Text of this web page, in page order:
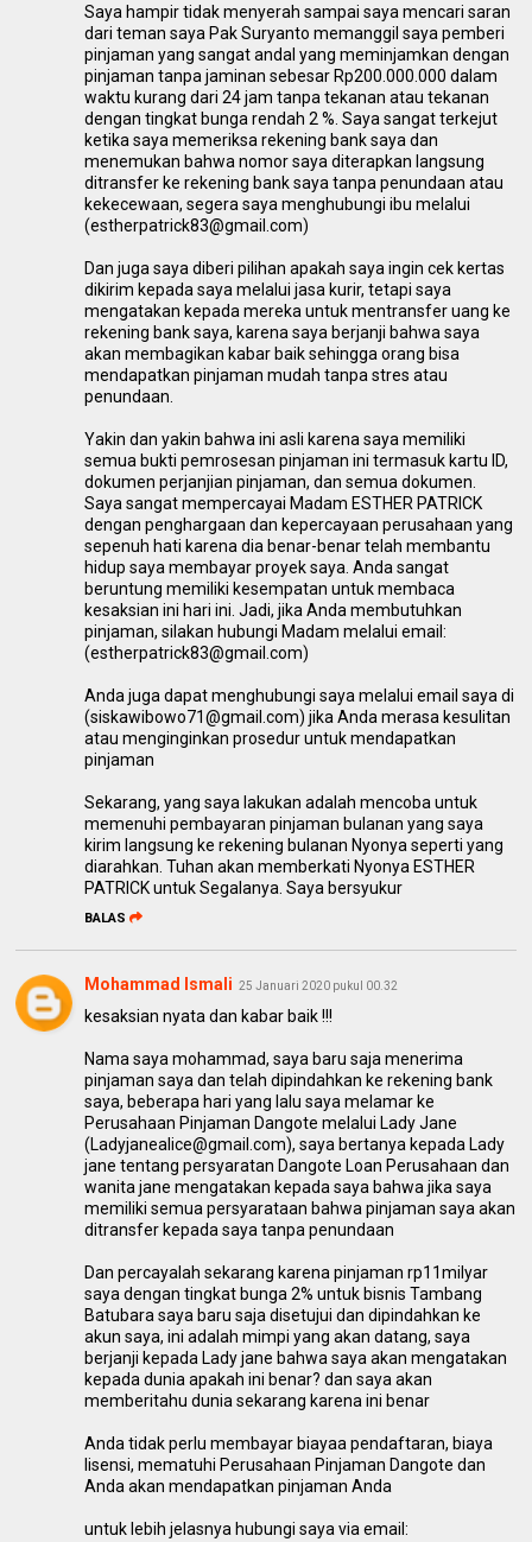
Saya hampir tidak menyerah sampai saya mencari saran
dari teman saya Pak Suryanto memanggil saya pemberi
pinjaman yang sangat andal yang meminjamkan dengan
pinjaman tanpa jaminan sebesar Rp200.000.000 dalam
waktu kurang dari 24 jam tanpa tekanan atau tekanan
dengan tingkat bunga rendah 2 %. Saya sangat terkejut
ketika saya memeriksa rekening bank saya dan
menemukan bahwa nomor saya diterapkan langsung
ditransfer ke rekening bank saya tanpa penundaan atau
kekecewaan, segera saya menghubungi ibu melalui
(estherpatrick83@gmail.com)
Dan juga saya diberi pilihan apakah saya ingin cek kertas
dikirim kepada saya melalui jasa kurir, tetapi saya
mengatakan kepada mereka untuk mentransfer uang ke
rekening bank saya, karena saya berjanji bahwa saya
akan membagikan kabar baik sehingga orang bisa
mendapatkan pinjaman mudah tanpa stres atau
penundaan.
Yakin dan yakin bahwa ini asli karena saya memiliki
semua bukti pemrosesan pinjaman ini termasuk kartu ID,
dokumen perjanjian pinjaman, dan semua dokumen.
Saya sangat mempercayai Madam ESTHER PATRICK
dengan penghargaan dan kepercayaan perusahaan yang
sepenuh hati karena dia benar-benar telah membantu
hidup saya membayar proyek saya. Anda sangat
beruntung memiliki kesempatan untuk membaca
kesaksian ini hari ini. Jadi, jika Anda membutuhkan
pinjaman, silakan hubungi Madam melalui email:
(estherpatrick83@gmail.com)
Anda juga dapat menghubungi saya melalui email saya di
(siskawibowo71@gmail.com) jika Anda merasa kesulitan
atau menginginkan prosedur untuk mendapatkan
pinjaman
Sekarang, yang saya lakukan adalah mencoba untuk
memenuhi pembayaran pinjaman bulanan yang saya
kirim langsung ke rekening bulanan Nyonya seperti yang
diarahkan. Tuhan akan memberkati Nyonya ESTHER
PATRICK untuk Segalanya. Saya bersyukur
BALAS
Mohammad Ismali 25 Januari 2020 pukul 00.32
kesaksian nyata dan kabar baik !!!
Nama saya mohammad, saya baru saja menerima
pinjaman saya dan telah dipindahkan ke rekening bank
saya, beberapa hari yang lalu saya melamar ke
Perusahaan Pinjaman Dangote melalui Lady Jane
(Ladyjanealice@gmail.com), saya bertanya kepada Lady
jane tentang persyaratan Dangote Loan Perusahaan dan
wanita jane mengatakan kepada saya bahwa jika saya
memiliki semua persyarataan bahwa pinjaman saya akan
ditransfer kepada saya tanpa penundaan
Dan percayalah sekarang karena pinjaman rp11milyar
saya dengan tingkat bunga 2% untuk bisnis Tambang
Batubara saya baru saja disetujui dan dipindahkan ke
akun saya, ini adalah mimpi yang akan datang, saya
berjanji kepada Lady jane bahwa saya akan mengatakan
kepada dunia apakah ini benar? dan saya akan
memberitahu dunia sekarang karena ini benar
Anda tidak perlu membayar biayaa pendaftaran, biaya
lisensi, mematuhi Perusahaan Pinjaman Dangote dan
Anda akan mendapatkan pinjaman Anda
untuk lebih jelasnya hubungi saya via email: